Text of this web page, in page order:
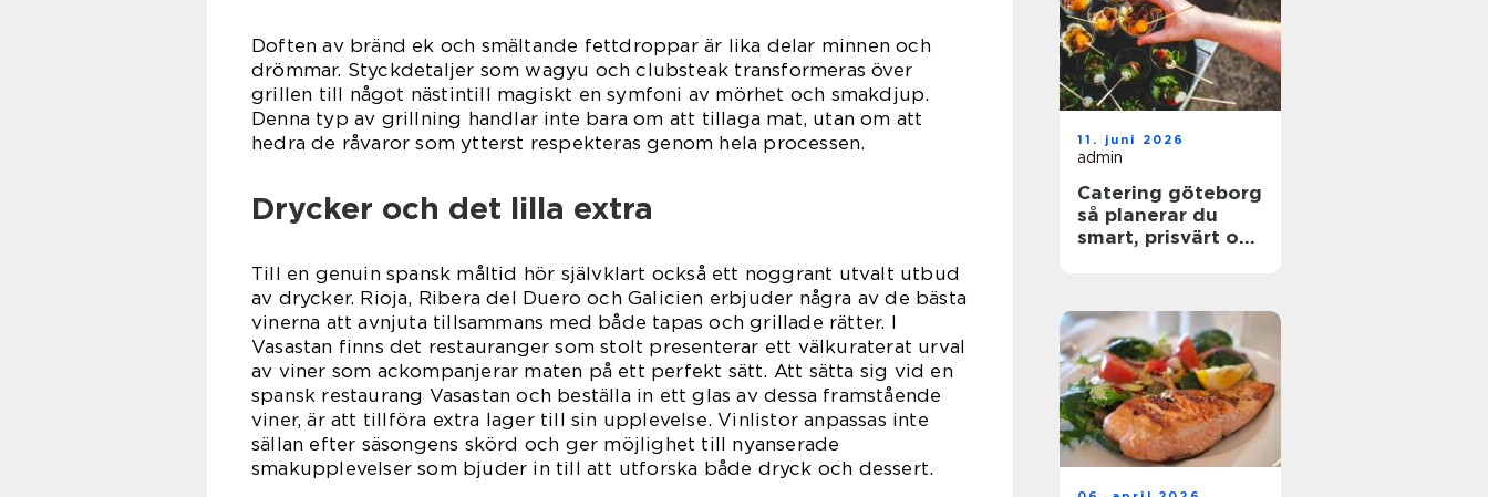
Doften av bränd ek och smältande fettdroppar är lika delar minnen och
drömmar. Styckdetaljer som wagyu och clubsteak transformeras över
grillen till något nästintill magiskt en symfoni av mörhet och smakdjup.
Denna typ av grillning handlar inte bara om att tillaga mat, utan om att
hedra de råvaror som ytterst respekteras genom hela processen.
Drycker och det lilla extra
Till en genuin spansk måltid hör självklart också ett noggrant utvalt utbud
av drycker. Rioja, Ribera del Duero och Galicien erbjuder några av de bästa
vinerna att avnjuta tillsammans med både tapas och grillade rätter. I
Vasastan finns det restauranger som stolt presenterar ett välkuraterat urval
av viner som ackompanjerar maten på ett perfekt sätt. Att sätta sig vid en
spansk restaurang Vasastan och beställa in ett glas av dessa framstående
viner, är att tillföra extra lager till sin upplevelse. Vinlistor anpassas inte
sällan efter säsongens skörd och ger möjlighet till nyanserade
smakupplevelser som bjuder in till att utforska både dryck och dessert.
11. juni 2026
admin
Catering göteborg
så planerar du
smart, prisvärt och